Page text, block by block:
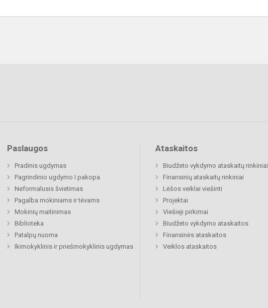
Paslaugos
Pradinis ugdymas
Pagrindinio ugdymo I pakopa
Neformalusis švietimas
Pagalba mokiniams ir tėvams
Mokinių maitinimas
Biblioteka
Patalpų nuoma
Ikimokyklinis ir priešmokyklinis ugdymas
Ataskaitos
Biudžeto vykdymo ataskaitų rinkiniai
Finansinių ataskaitų rinkiniai
Lėšos veiklai viešinti
Projektai
Viešieji pirkimai
Biudžeto vykdymo ataskaitos
Finansinės ataskaitos
Veiklos ataskaitos